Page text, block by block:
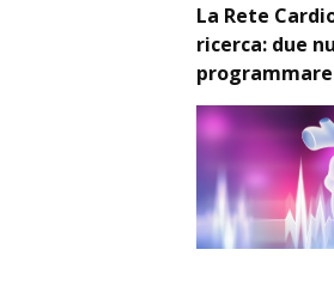
La Rete
ricerca: due